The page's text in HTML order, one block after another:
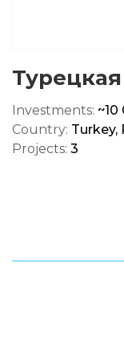
Investments:
Country: Turkey,
Projects: 3